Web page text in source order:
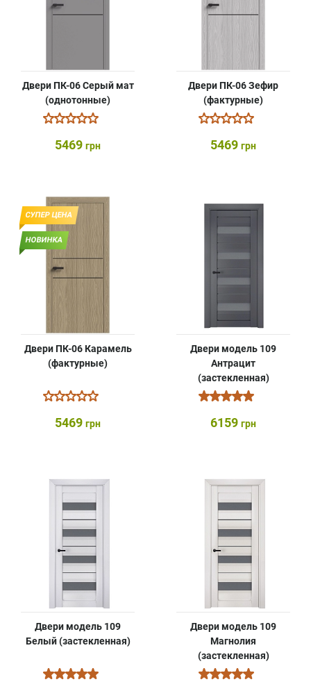
Двери ПК-06 Серый мат
(однотонные)
5469 грн
Двери ПК-06 Зефир
(фактурные)
5469 грн
СУПЕР ЦЕНА
НОВИНКА
Двери ПК-06 Карамель
(фактурные)
5469 грн
Двери модель 109
Антрацит
(застекленная)
6159 грн
Двери модель 109
Белый (застекленная)
Двери модель 109
Магнолия
(застекленная)